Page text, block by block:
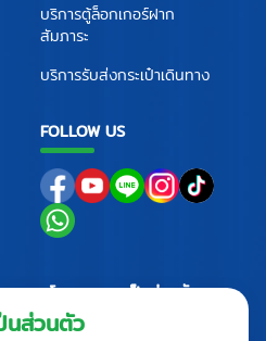
บริการตู้ล็อกเกอร์ฝาก
สัมภาระ
บริการรับส่งกระเป๋าเดินทาง
FOLLOW US
นโยบายความเป็นส่วนตัว